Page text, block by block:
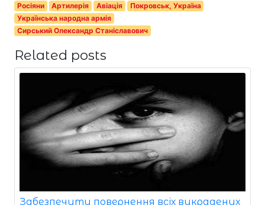
Росіяни Артилерія Авіація
Покровськ, Україна
Українська народна армія
Сирський Олександр Станіславович
Related posts
Забезпечити повернення всіх викрадених